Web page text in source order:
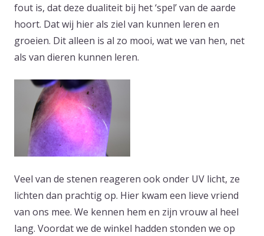
fout is, dat deze dualiteit bij het ‘spel’ van de aarde
hoort. Dat wij hier als ziel van kunnen leren en
groeien. Dit alleen is al zo mooi, wat we van hen, net
als van dieren kunnen leren.
Veel van de stenen reageren ook onder UV licht, ze
lichten dan prachtig op. Hier kwam een lieve vriend
van ons mee. We kennen hem en zijn vrouw al heel
lang. Voordat we de winkel hadden stonden we op